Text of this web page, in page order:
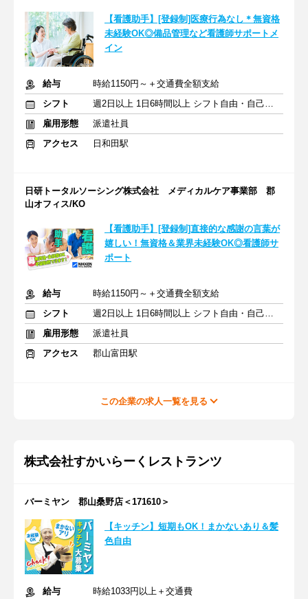
【看護助手】[登録制]医療行為なし＊無資格
未経験OK◎備品管理など看護師サポートメ
イン
給与
時給1150円～＋交通費全額支給
シフト
週2日以上 1日6時間以上 シフト自由・自己申告
雇用形態
派遣社員
アクセス
日和田駅
日研トータルソーシング株式会社 メディカルケア事業部 郡
山オフィス/KO
【看護助手】[登録制]直接的な感謝の言葉が
嬉しい！無資格＆業界未経験OK◎看護師サ
ポート
給与
時給1150円～＋交通費全額支給
シフト
週2日以上 1日6時間以上 シフト自由・自己申告
雇用形態
派遣社員
アクセス
郡山富田駅
この企業の求人一覧を見る
株式会社すかいらーくレストランツ
バーミヤン 郡山桑野店＜171610＞
【キッチン】短期もOK！まかないあり＆髪
色自由
給与 時給1033円以上＋交通費